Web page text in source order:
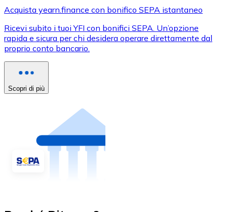
Acquista yearn.finance con bonifico SEPA istantaneo
Ricevi subito i tuoi YFI con bonifici SEPA. Un’opzione
rapida e sicura per chi desidera operare direttamente dal
proprio conto bancario.
Scopri di più